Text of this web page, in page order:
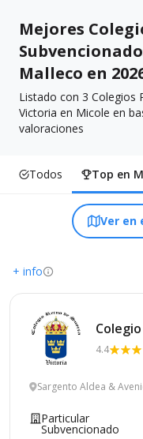
Mejores
Malleco en
Listado con 3 Colegios
Victoria en Micole en
valoraciones
Todos Top en
Ver en
+ info
4.4
Sargento Aldea &
Particular
Subvencionado